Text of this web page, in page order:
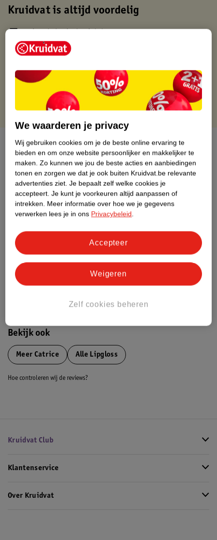
Kruidvat is altijd voordelig
Op werkdagen voor 22:00 uur besteld, volgende dag in huis
Gratis thuisbezorgd vanaf 50.00
Gratis punten met je Kruidvat kaart
Over dit product
Productinformatie
Etiketinformatie
Impact Score.
Bekijk ook
Meer Catrice Alle Lipgloss
Hoe controleren wij de reviews?
Kruidvat Club
Klantenservice
Over Kruidvat
We waarderen je privacy
Wij gebruiken cookies om je de beste online ervaring te
bieden en om onze website persoonlijker en makkelijker te
maken. Zo kunnen we jou de beste acties en aanbiedingen
tonen en zorgen we dat je ook buiten Kruidvat.be relevante
advertenties ziet. Je bepaalt zelf welke cookies je
accepteert. Je kunt je voorkeuren altijd aanpassen of
intrekken. Meer informatie over hoe we je gegevens
verwerken lees je in ons Privacybeleid.
Zelf cookies beheren
Weigeren
Accepteer